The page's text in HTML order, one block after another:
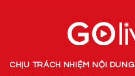
CHỊU TRÁCH NHIỆM NỘI DUNG